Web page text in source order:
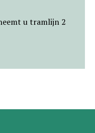
u tramlijn 2